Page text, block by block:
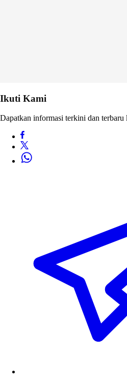
Ikuti Kami
Dapatkan informasi terkini dan terbaru